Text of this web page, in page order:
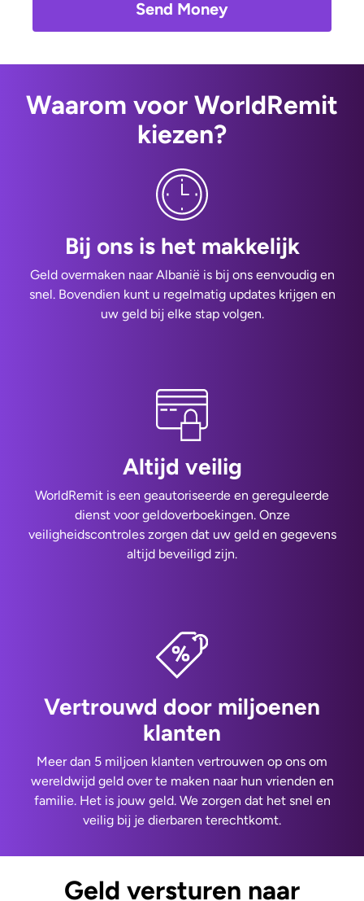
Send Money
Waarom voor WorldRemit
kiezen?
Bij ons is het makkelijk
Geld overmaken naar Albanië is bij ons eenvoudig en
snel. Bovendien kunt u regelmatig updates krijgen en
uw geld bij elke stap volgen.
Altijd veilig
WorldRemit is een geautoriseerde en gereguleerde
dienst voor geldoverboekingen. Onze
veiligheidscontroles zorgen dat uw geld en gegevens
altijd beveiligd zijn.
Vertrouwd door miljoenen
klanten
Meer dan 5 miljoen klanten vertrouwen op ons om
wereldwijd geld over te maken naar hun vrienden en
familie. Het is jouw geld. We zorgen dat het snel en
veilig bij je dierbaren terechtkomt.
Geld versturen naar